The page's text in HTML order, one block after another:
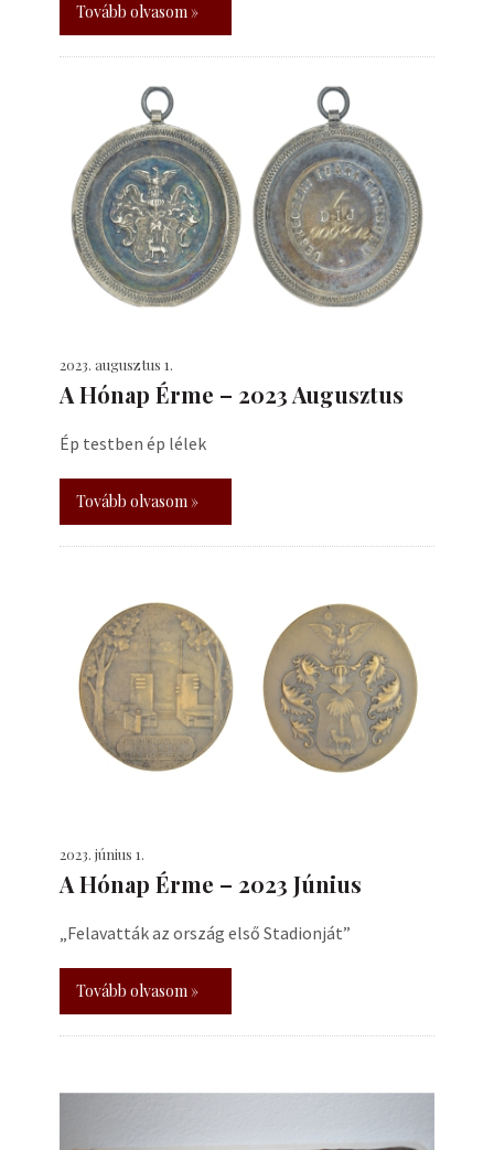
Tovább olvasom »
2023. augusztus 1.
A Hónap Érme – 2023 Augusztus
Ép testben ép lélek
Tovább olvasom »
2023. június 1.
A Hónap Érme – 2023 Június
„Felavatták az ország első Stadionját”
Tovább olvasom »